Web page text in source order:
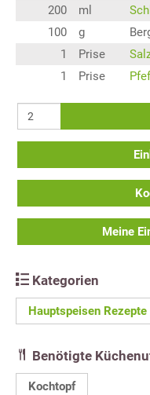
200
ml
100
g
1
Prise
1
Prise
Meine
Kategorien
Hauptspeisen Rezepte
Benötigte
Kochtopf